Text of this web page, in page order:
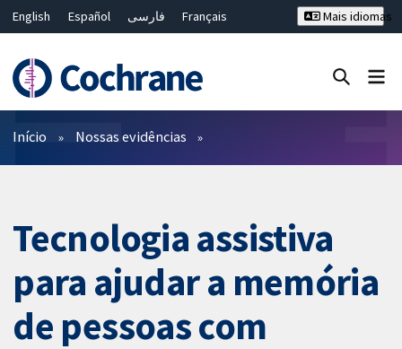
English Español فارسی
Français
Bahasa Malaysia
ไทย 繁體中文
Mais idiomas
Filtros
Início Nossas evidências
Tecnologia assistiva
para ajudar a memória
de pessoas com